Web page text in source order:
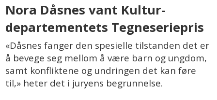
Nora Dåsnes vant Kultur-
departementets Tegneseriepris
«Dåsnes fanger den spesielle tilstanden det er
å bevege seg mellom å være barn og ungdom,
samt konfliktene og undringen det kan føre
til,» heter det i juryens begrunnelse.